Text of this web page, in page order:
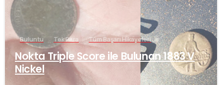
Buluntu Tek Para Tüm Başarı Hikayeleri
Nokta Triple Score ile Bulunan 1883 V
Nickel